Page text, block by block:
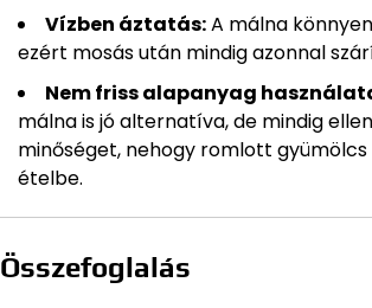
Vízben áztatás:A málna
ezért mosás után mindig azonnal
Nem friss alapanyag
málna is jó alternatíva, de mindig
minőséget, nehogy romlott gyümölcs
ételbe.
Összefoglalás